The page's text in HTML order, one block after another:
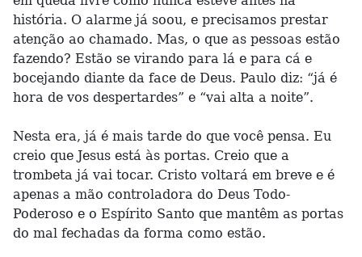
história. O alarme já soou, e precisamos prestar
atenção ao chamado. Mas, o que as pessoas estão
fazendo? Estão se virando para lá e para cá e
bocejando diante da face de Deus. Paulo diz: “já é
hora de vos despertardes” e “vai alta a noite”.
Nesta era, já é mais tarde do que você pensa. Eu
creio que Jesus está às portas. Creio que a
trombeta já vai tocar. Cristo voltará em breve e é
apenas a mão controladora do Deus Todo-
Poderoso e o Espírito Santo que mantêm as portas
do mal fechadas da forma como estão.